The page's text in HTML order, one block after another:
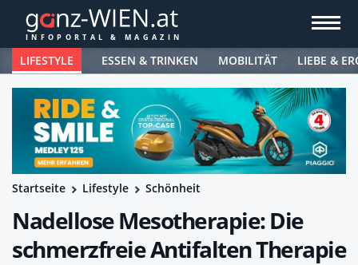
LIFESTYLE ESSEN & TRINKEN MOBILITÄT LIEBE &
Startseite Lifestyle Schönheit
Nadellose Mesotherapie: Die
schmerzfreie Antifalten Therapie